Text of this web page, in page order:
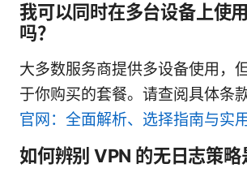
我可以同时在多台设备上使
吗？
大多数服务商提供多设备使用，
于你购买的套餐。请查阅具体条
官网：全面解析、选择指南与实
如何辨别 VPN 的无日志策略